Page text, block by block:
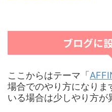
ブログに
ここからはテーマ「
場合でのやり方になりま
いる場合は少しやり方が